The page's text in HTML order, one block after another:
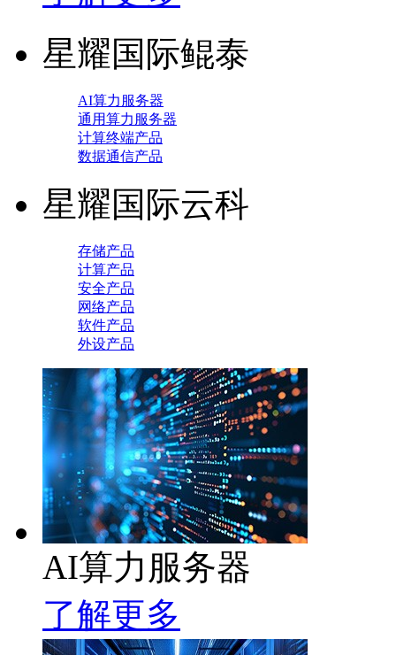
星耀国际鲲泰
AI算力服务器
通用算力服务器
计算终端产品
数据通信产品
星耀国际云科
存储产品
计算产品
安全产品
网络产品
软件产品
外设产品
AI算力服务器
了解更多